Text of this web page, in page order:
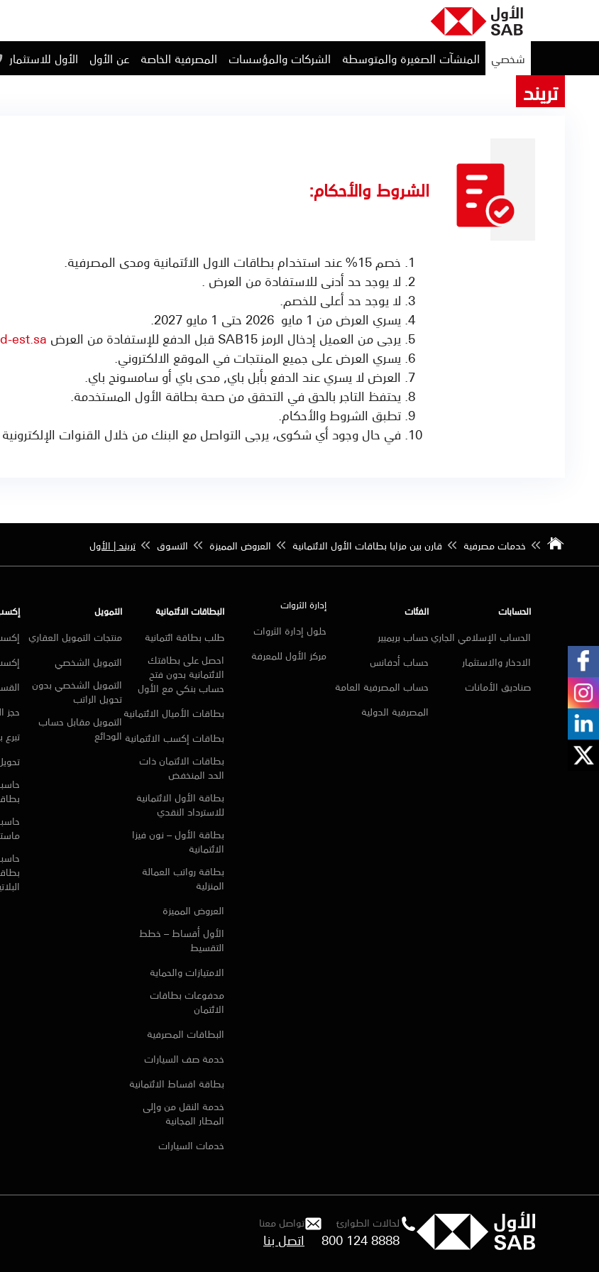
شخصي المنشآت الصغيرة والمتوسطة الشركات والمؤسسات المصرفية الخاصة عن الأول الأول للاستثمار
تريند
الشروط والأحكام:
خصم 15% عند استخدام بطاقات الاول الائتمانية ومدى المصرفية.
لا يوجد حد أدنى للاستفادة من العرض .
لا يوجد حد أعلى للخصم.
يسري العرض من 1 مايو 2026 حتى 1 مايو 2027.
يرجى من العميل إدخال الرمز SAB15 قبل الدفع للإستفادة من العرض est.sa/
يسري العرض على جميع المنتجات في الموقع الالكتروني.
العرض لا يسري عند الدفع بأبل باي, مدى باي أو سامسونج باي.
يحتفظ التاجر بالحق في التحقق من صحة بطاقة الأول المستخدمة.
تطبق الشروط والأحكام.
في حال وجود أي شكوى، يرجى التواصل مع البنك من خلال القنوات
خدمات مصرفية قارن بين مزايا بطاقات الأول الائتمانية العروض المميزة التسوق تريند | الأول
الحسابات
الحساب الإسلامي الجاري
الادخار والاستثمار
صناديق الأمانات
الفئات
حساب بريميير
حساب أدفانس
حساب المصرفية العامة
المصرفية الدولية
إدارة الثروات
حلول إدارة الثروات
مركز الأول للمعرفة
البطاقات الائتمانية
طلب بطاقة ائتمانية
احصل على بطاقتك
الائتمانية بدون فتح
حساب بنكي مع الأول
بطاقات الأميال الائتمانية
بطاقات إكسب الائتمانية
بطاقات الائتمان ذات
الحد المنخفض
بطاقة الأول الائتمانية
للاسترداد النقدي
بطاقة الأول – نون فيزا
الائتمانية
بطاقة رواتب العمالة
المنزلية
العروض المميزة
الأول أقساط – خطط
التقسيط
الامتيازات والحماية
مدفوعات بطاقات
الائتمان
البطاقات المصرفية
خدمة صف السيارات
بطاقة اقساط الائتمانية
خدمة النقل من وإلى
المطار المجانية
خدمات السيارات
التمويل
منتجات التمويل العقاري
التمويل الشخصي
التمويل الشخصي بدون
تحويل الراتب
التمويل مقابل حساب
الودائع
حجز
لحالات الطوارئ
800 124 8888
تواصل معنا
اتصل بنا